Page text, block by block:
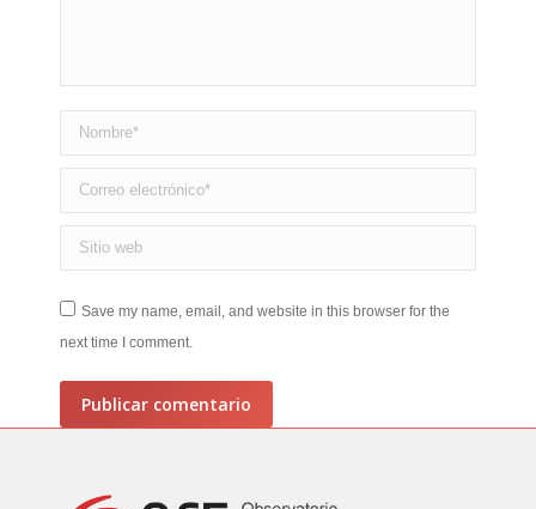
Nombre *
Correo electrónico *
Sitio web
Save my name, email, and website in this browser for the
next time I comment.
Publicar comentario